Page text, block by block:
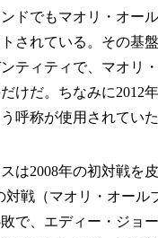
ドでもマオリ・オー
されている。その基
ティティで、マオリ
けだ。ちなみに2012
呼称が使用されていた
は2008年の初対戦を
戦（マオリ・オー
で、エディー・ジョ